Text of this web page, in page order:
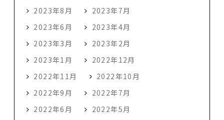
2023年8月
2023年7月
2023年6月
2023年4月
2023年3月
2023年2月
2023年1月
2022年12月
2022年11月
2022年10月
2022年9月
2022年7月
2022年6月
2022年5月